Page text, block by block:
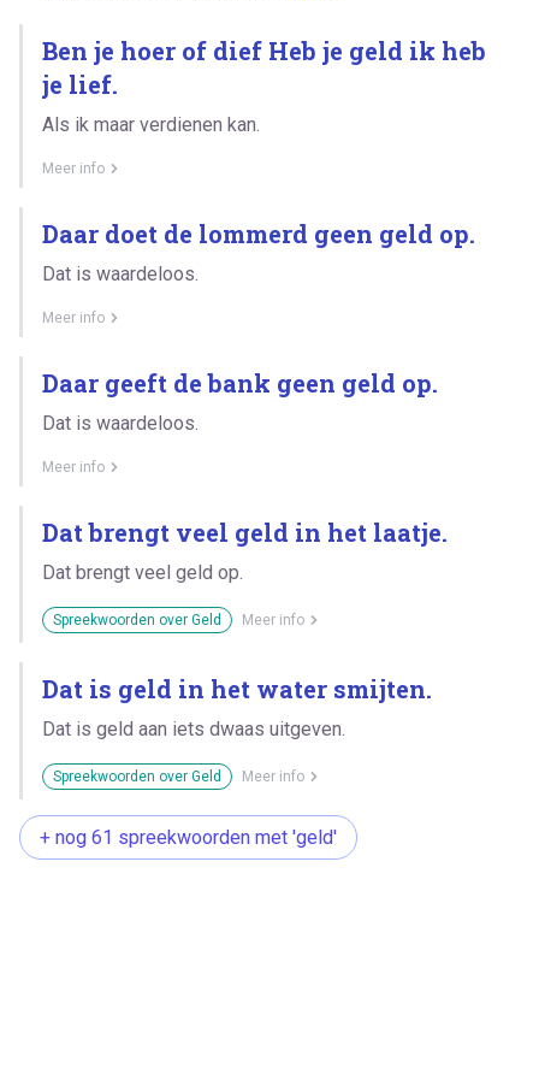
Ben je hoer of dief Heb je geld ik heb
je lief.
Als ik maar verdienen kan.
Meer info
Daar doet de lommerd geen geld op.
Dat is waardeloos.
Meer info
Daar geeft de bank geen geld op.
Dat is waardeloos.
Meer info
Dat brengt veel geld in het laatje.
Dat brengt veel geld op.
Spreekwoorden over Geld Meer info
Dat is geld in het water smijten.
Dat is geld aan iets dwaas uitgeven.
Spreekwoorden over Geld Meer info
+ nog 61 spreekwoorden met 'geld'